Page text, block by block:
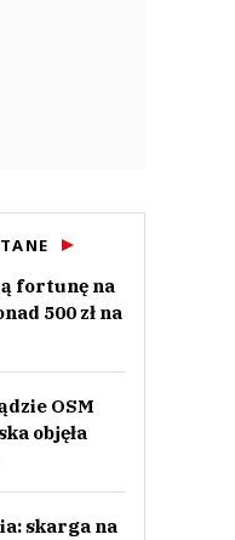
fortunę na
500 zł na
OSM
objęła
skarga na